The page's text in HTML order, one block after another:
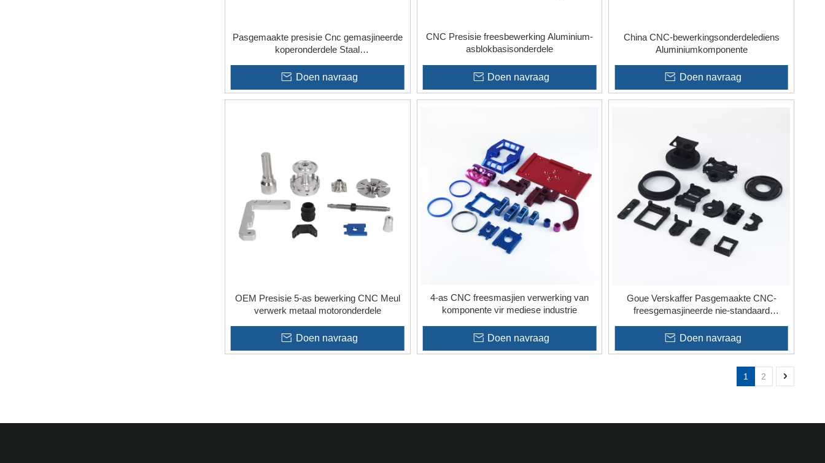
Pasgemaakte presisie Cnc gemasjineerde
koperonderdele Staal
Doen navraag
CNC Presisie freesbewerking Aluminium-
asblokbasisonderdele
Doen navraag
China CNC-bewerkingsonderdelediens
Aluminiumkomponente
Doen navraag
OEM Presisie 5-as bewerking CNC Meul
verwerk metaal motoronderdele
Doen navraag
4-as CNC freesmasjien verwerking van
komponente vir mediese industrie
Doen navraag
Goue Verskaffer Pasgemaakte CNC-
freesgemasjineerde nie-standaard
Doen navraag
1 2